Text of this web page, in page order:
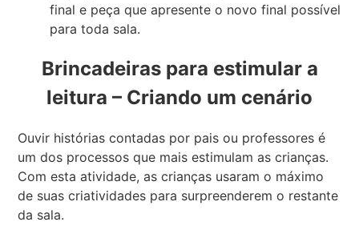
final e peça que apresente o novo final possível
para toda sala.
Brincadeiras para estimular a
leitura – Criando um cenário
Ouvir histórias contadas por pais ou professores é
um dos processos que mais estimulam as crianças.
Com esta atividade, as crianças usaram o máximo
de suas criatividades para surpreenderem o restante
da sala.